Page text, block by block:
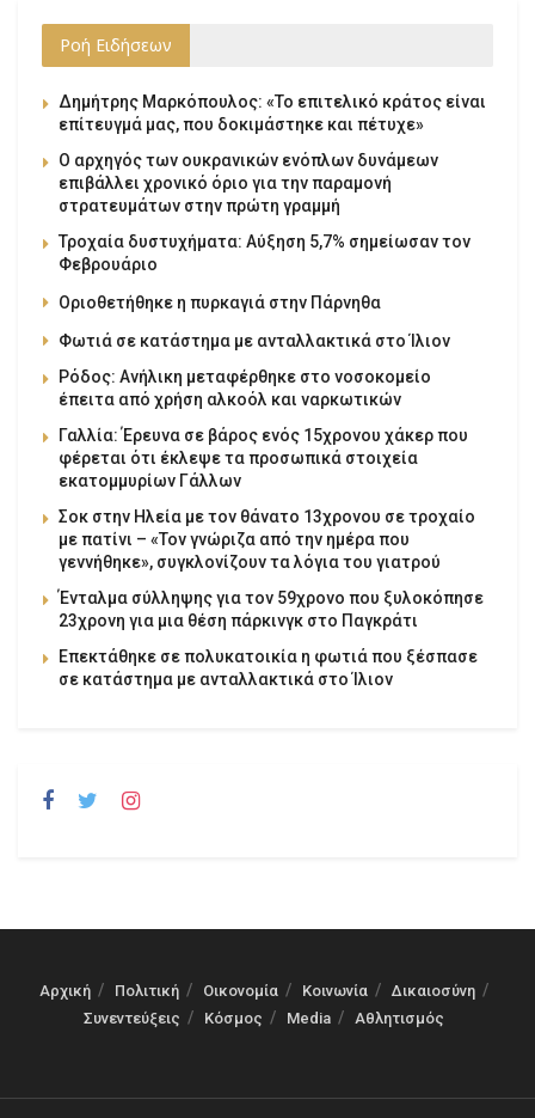
Ροή Ειδήσεων
Δημήτρης Μαρκόπουλος: «Το επιτελικό κράτος είναι
επίτευγμά μας, που δοκιμάστηκε και πέτυχε»
Ο αρχηγός των ουκρανικών ενόπλων δυνάμεων
επιβάλλει χρονικό όριο για την παραμονή
στρατευμάτων στην πρώτη γραμμή
Τροχαία δυστυχήματα: Αύξηση 5,7% σημείωσαν τον
Φεβρουάριο
Οριοθετήθηκε η πυρκαγιά στην Πάρνηθα
Φωτιά σε κατάστημα με ανταλλακτικά στο Ίλιον
Ρόδος: Ανήλικη μεταφέρθηκε στο νοσοκομείο
έπειτα από χρήση αλκοόλ και ναρκωτικών
Γαλλία: Έρευνα σε βάρος ενός 15χρονου χάκερ που
φέρεται ότι έκλεψε τα προσωπικά στοιχεία
εκατομμυρίων Γάλλων
Σοκ στην Ηλεία με τον θάνατο 13χρονου σε τροχαίο
με πατίνι – «Τον γνώριζα από την ημέρα που
γεννήθηκε», συγκλονίζουν τα λόγια του γιατρού
Ένταλμα σύλληψης για τον 59χρονο που ξυλοκόπησε
23χρονη για μια θέση πάρκινγκ στο Παγκράτι
Επεκτάθηκε σε πολυκατοικία η φωτιά που ξέσπασε
σε κατάστημα με ανταλλακτικά στο Ίλιον
Αρχική Πολιτική Οικονομία Κοινωνία
Δικαιοσύνη
Συνεντεύξεις
Κόσμος Media Αθλητισμός